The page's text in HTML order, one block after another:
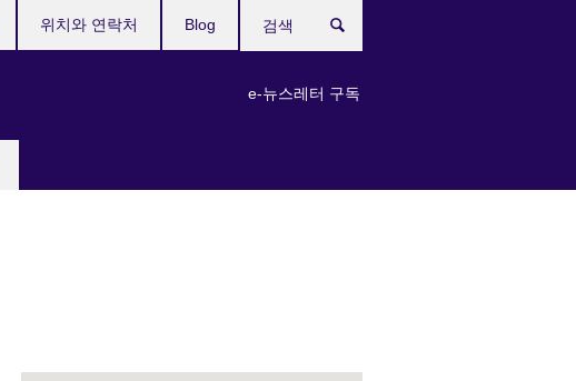
e-뉴스레터 구독
위치와 연락처 Blog
색